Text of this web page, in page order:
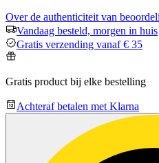
Over de authenticiteit van
Vandaag besteld, morgen in huis
Gratis verzending vanaf € 35
Gratis product bij elke bestelling
Achteraf betalen met Klarna